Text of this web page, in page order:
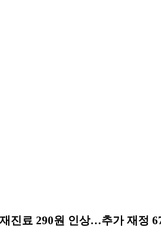
진료 290원 인상…추가 재정